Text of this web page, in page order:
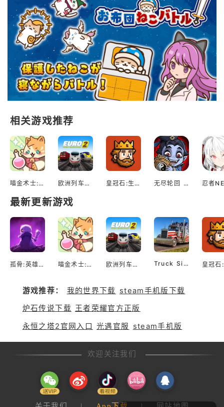
相关游戏推荐
喵金术士:猫咪合并大亨 欧洲列车模拟2 皇冠石:生存 无尽轮回 鬼域摸金
最新更新游戏
孤骨:英雄杀手 喵金术士:猫咪合并大亨 欧洲列车模拟2 Truck Simulator EVO: Drive USA
游戏推荐： 我的世界下载 steam手机版下载
炉石传说下载 王者荣耀官方正版
永恒之塔2官网入口 光遇官服 steam手机版
欢迎关注我们